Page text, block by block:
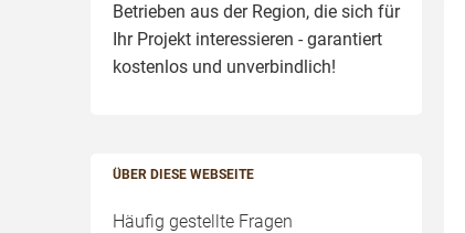
Betrieben aus der Region, die sich für
Ihr Projekt interessieren - garantiert
kostenlos und unverbindlich!
ÜBER DIESE WEBSEITE
Häufig gestellte Fragen